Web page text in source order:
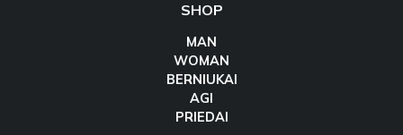
SHOP
MAN
WOMAN
BERNIUKAI
AGI
PRIEDAI